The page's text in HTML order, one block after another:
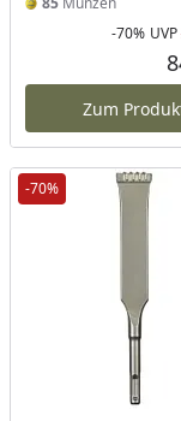
-70% UVP
Zum
-70%